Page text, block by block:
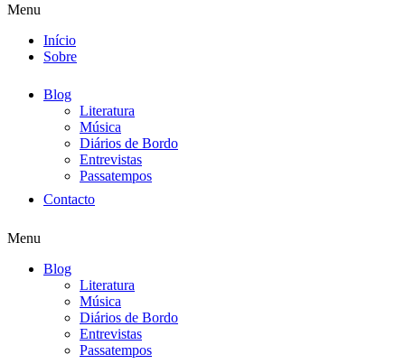
Menu
Início
Sobre
Blog
Literatura
Música
Diários de Bordo
Entrevistas
Passatempos
Contacto
Menu
Blog
Literatura
Música
Diários de Bordo
Entrevistas
Passatempos